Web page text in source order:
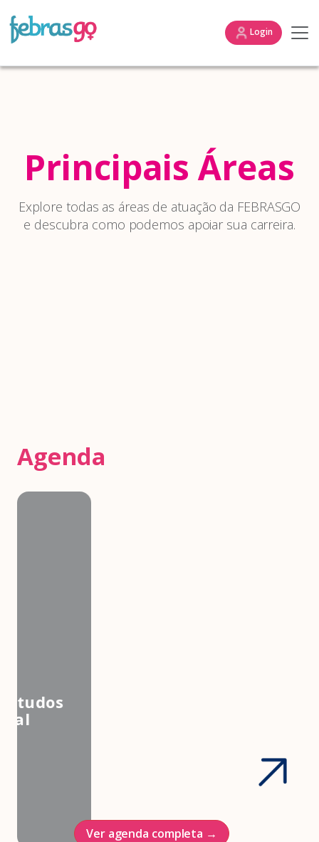
Login
Principais Áreas
Explore todas as áreas de atuação da FEBRASGO
e descubra como podemos apoiar sua carreira.
Agenda
Associação Brasileira de Estudos
Ver agenda completa →